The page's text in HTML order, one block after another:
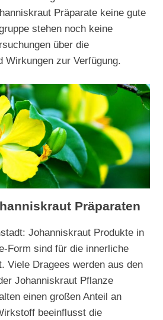
Präparate keine gute
stehen noch keine
über die
Wirkungen zur Verfügung.
Präparaten
Johanniskraut Produkte in
Form sind für die innerliche
Viele Dragees werden aus den
Johanniskraut Pflanze
einen großen Anteil an
beeinflusst die